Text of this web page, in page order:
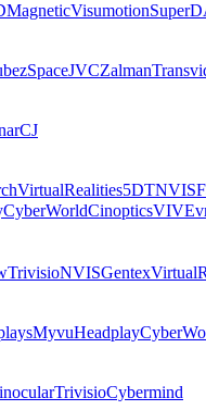
MagneticVisumotionSuperD
zSpaceJVCZalman
CJ
VirtualRealities5DTNVIS
CyberWorldCinopticsVIVE
TrivisioNVISGentex
MyvuHeadplay
TrivisioCybermind